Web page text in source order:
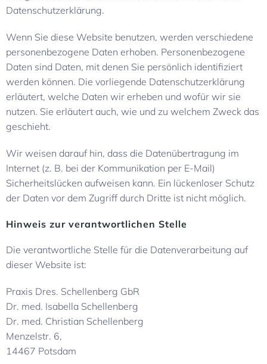
Datenschutzerklärung.
Wenn Sie diese Website benutzen, werden verschiedene
personenbezogene Daten erhoben. Personenbezogene
Daten sind Daten, mit denen Sie persönlich identifiziert
werden können. Die vorliegende Datenschutzerklärung
erläutert, welche Daten wir erheben und wofür wir sie
nutzen. Sie erläutert auch, wie und zu welchem Zweck das
geschieht.
Wir weisen darauf hin, dass die Datenübertragung im
Internet (z. B. bei der Kommunikation per E-Mail)
Sicherheitslücken aufweisen kann. Ein lückenloser Schutz
der Daten vor dem Zugriff durch Dritte ist nicht möglich.
Hinweis zur verantwortlichen Stelle
Die verantwortliche Stelle für die Datenverarbeitung auf
dieser Website ist:
Praxis Dres. Schellenberg GbR
Dr. med. Isabella Schellenberg
Dr. med. Christian Schellenberg
Menzelstr. 6,
14467 Potsdam